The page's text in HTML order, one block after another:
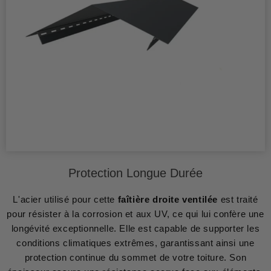
Protection Longue Durée
L'acier utilisé pour cette faîtière droite ventilée est traité
pour résister à la corrosion et aux UV, ce qui lui confère une
longévité exceptionnelle. Elle est capable de supporter les
conditions climatiques extrêmes, garantissant ainsi une
protection continue du sommet de votre toiture. Son